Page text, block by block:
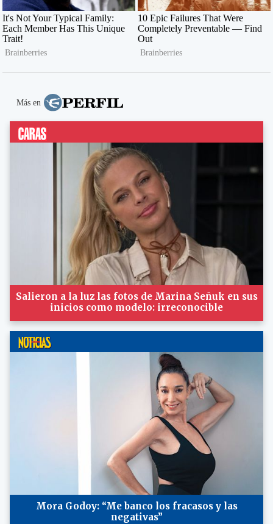
Más en
Salieron a la luz las fotos de Marina Señuk en sus
inicios como modelo: irreconocible
Mora Godoy: “Me banco los fracasos y las
negativas”